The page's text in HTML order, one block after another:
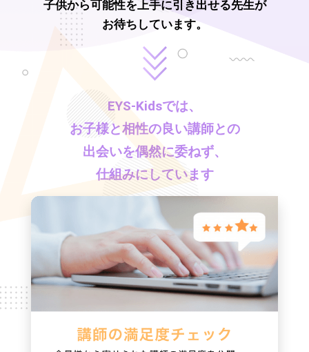
子供から可能性を上手に引き出せる先生が
お待ちしています。
EYS-Kidsでは、
お子様と相性の良い講師との
出会いを偶然に委ねず、
仕組みにしています